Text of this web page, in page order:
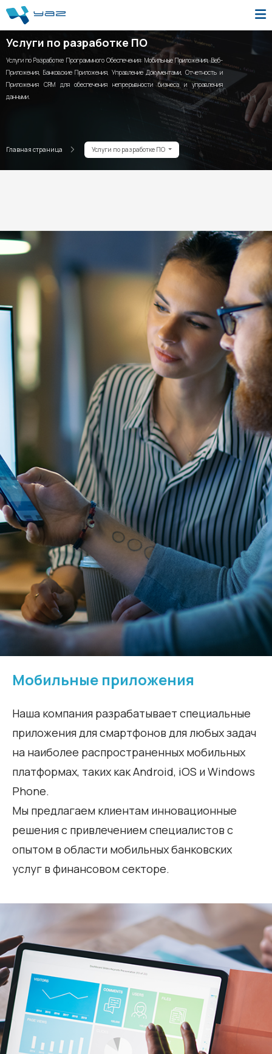
Услуги по разработке ПО
Услуги по Разработке Программного Обеспечения: Мобильные Приложения, Веб-
Приложения, Банковские Приложения, Управление Документами, Отчетность и
Приложения CRM для обеспечения непрерывности бизнеса и управления
данными.
Главная страница Услуги по разработке ПО
Мобильные приложения
Наша компания разрабатывает специальные
приложения для смартфонов для любых задач
на наиболее распространенных мобильных
платформах, таких как Android, iOS и Windows
Phone.
Мы предлагаем клиентам инновационные
решения с привлечением специалистов с
опытом в области мобильных банковских
услуг в финансовом секторе.